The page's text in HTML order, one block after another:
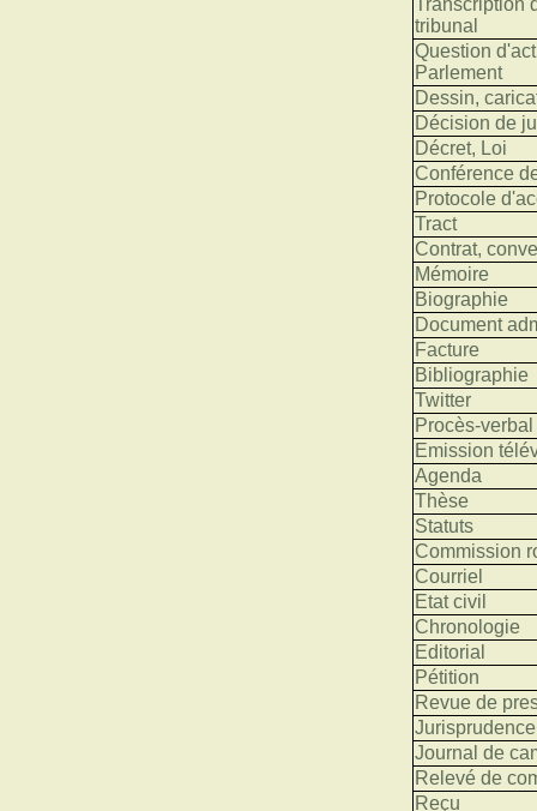
Transcription
tribunal
Question
Parlement
Dessin,
Décision de
Décret, Loi
Conférence
Protocole
Tract
Contrat,
Mémoire
Biographie
Document
Facture
Bibliographie
Twitter
Procès-
Emission
Agenda
Thèse
Statuts
Commission
Courriel
Etat civil
Chronologie
Editorial
Pétition
Revue de
Jurisprudence
Journal de
Relevé de
Reçu